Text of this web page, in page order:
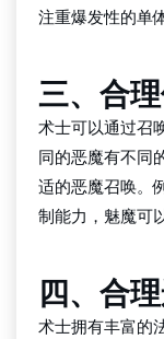
注重爆发性的单
三、合
术士可以通过召
同的恶魔有不同
适的恶魔召唤。
制能力，魅魔可
四、合
术士拥有丰富的